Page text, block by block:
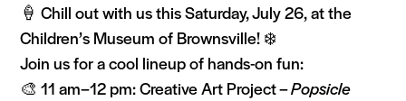
🍦 Chill out with us this Saturday, July 26, at the
Children’s Museum of Brownsville! ❄️
Join us for a cool lineup of hands-on fun:
🎨 11 am–12 pm: Creative Art Project –Popsicle